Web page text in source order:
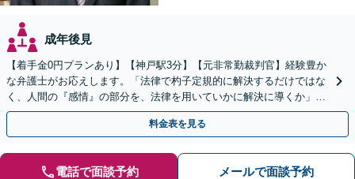
成年後見
【着手金0円プランあり】【神戸駅3分】【元非常勤裁判官】経験豊か
な弁護士がお応えします。「法律で杓子定規的に解決するだけではな
く、人間の『感情』の部分を、法律を用いていかに解決に導くか」を
大切にしています【休日・夜間対応可】
料金表を見る
電話で面談予約 メールで面談予約